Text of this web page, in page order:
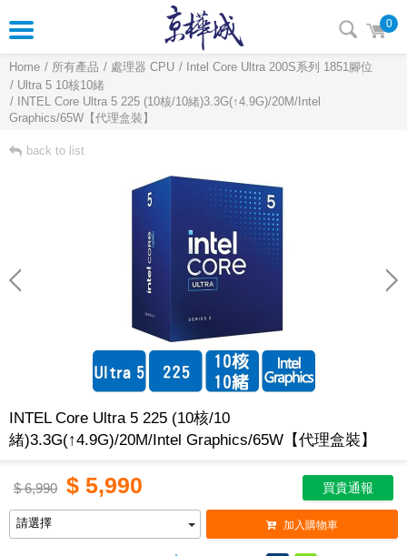
0
Home 所有產品 處理器 CPU
Intel Core Ultra 200S系列 1851腳位
Ultra 5 10核10緒
INTEL Core Ultra 5 225 (10核/10緒)3.3G(↑4.9G)/20M/Intel
Graphics/65W【代理盒裝】
back to list
INTEL Core Ultra 5 225 (10核/10
緒)3.3G(↑4.9G)/20M/Intel Graphics/65W【代理盒裝】
$6,990 $ 5,990 買貴通報
加入購物車